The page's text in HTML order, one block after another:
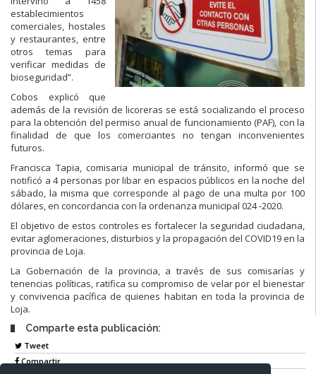
establecimientos
comerciales, hostales
y restaurantes, entre
otros temas para
verificar medidas de
bioseguridad”.
Cobos explicó que
además de la revisión de licoreras se está socializando el proceso
para la obtención del permiso anual de funcionamiento (PAF), con la
finalidad de que los comerciantes no tengan inconvenientes
futuros.
Francisca Tapia, comisaria municipal de tránsito, informó que se
notificó a 4 personas por libar en espacios públicos en la noche del
sábado, la misma que corresponde al pago de una multa por 100
dólares, en concordancia con la ordenanza municipal 024 -2020.
El objetivo de estos controles es fortalecer la seguridad ciudadana,
evitar aglomeraciones, disturbios y la propagación del COVID19 en la
provincia de Loja.
La Gobernación de la provincia, a través de sus comisarías y
tenencias políticas, ratifica su compromiso de velar por el bienestar
y convivencia pacífica de quienes habitan en toda la provincia de
Loja.
Comparte esta publicación:
Tweet
Compartir